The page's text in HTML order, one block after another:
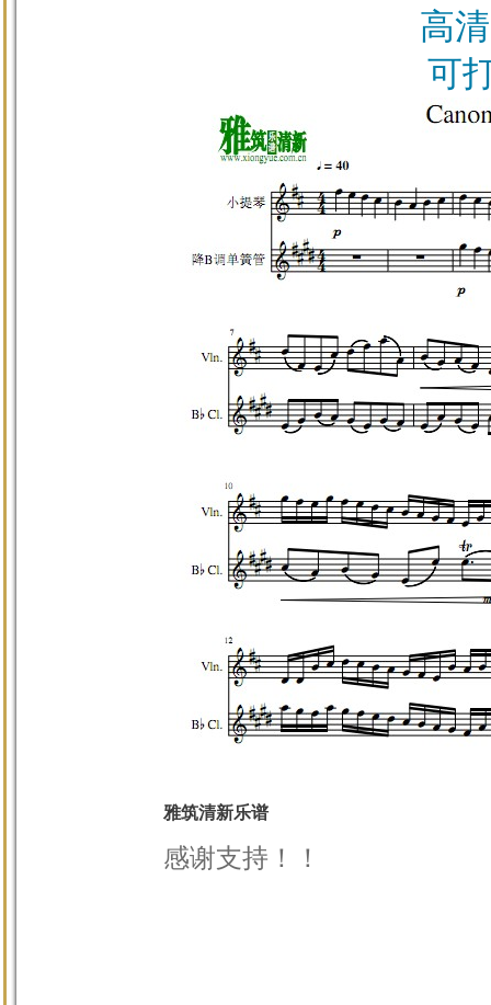
高
可
雅筑清新乐谱
感谢支持！！